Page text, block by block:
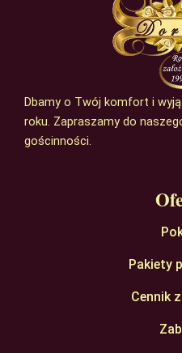
Dbamy o Twój komfort i
roku. Zapraszamy do
gościnności.
Pakiety
Cennik